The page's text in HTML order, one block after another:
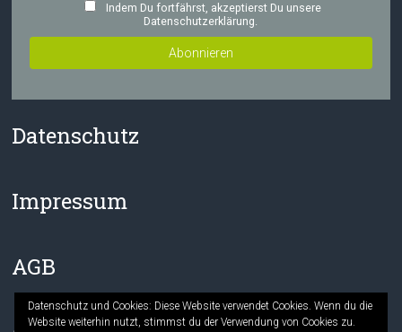
Indem Du fortfährst, akzeptierst Du unsere
Datenschutzerklärung.
Datenschutz
Impressum
AGB
Datenschutz und Cookies: Diese Website verwendet Cookies. Wenn du die
Website weiterhin nutzt, stimmst du der Verwendung von Cookies zu.